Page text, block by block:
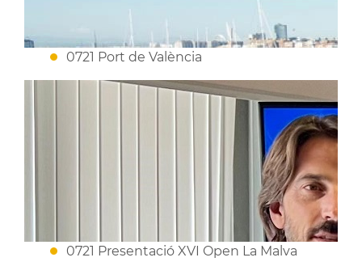
0721 Port de València
0721 Presentació XVI Open La Malva